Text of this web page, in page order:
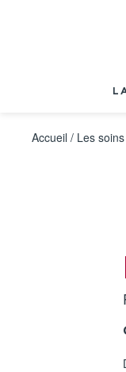
Accueil / Les